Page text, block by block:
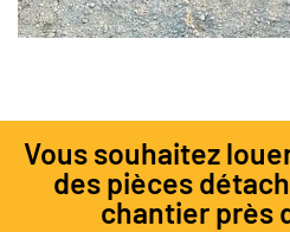
Vous souhaitez
des pièces
chantier près